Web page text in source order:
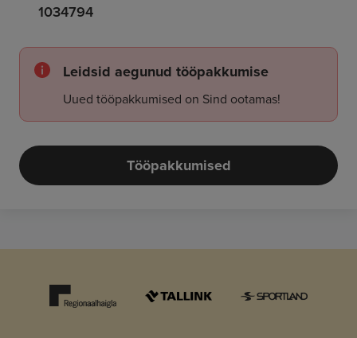
1034794
Leidsid aegunud tööpakkumise
Uued tööpakkumised on Sind ootamas!
Tööpakkumised